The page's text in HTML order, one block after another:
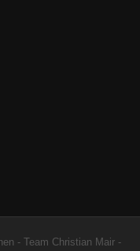
- Team Christian Mair -